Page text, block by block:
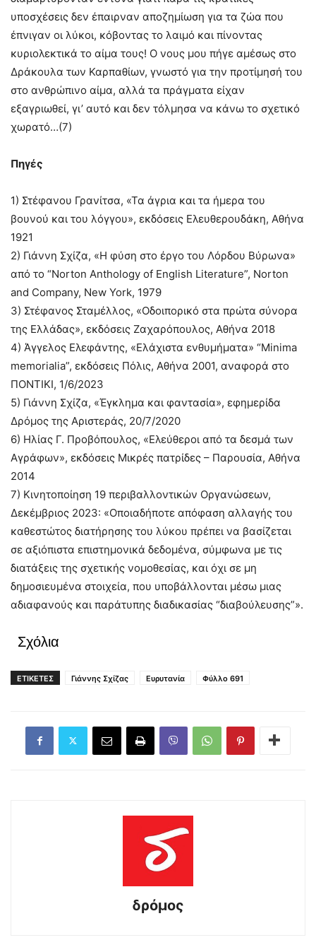
υποσχέσεις δεν έπαιρναν αποζημίωση για τα ζώα που
έπνιγαν οι λύκοι, κόβοντας το λαιμό και πίνοντας
κυριολεκτικά το αίμα τους! Ο νους μου πήγε αμέσως στο
Δράκουλα των Καρπαθίων, γνωστό για την προτίμησή του
στο ανθρώπινο αίμα, αλλά τα πράγματα είχαν
εξαγριωθεί, γι’ αυτό και δεν τόλμησα να κάνω το σχετικό
χωρατό…(7)
Πηγές
1) Στέφανου Γρανίτσα, «Τα άγρια και τα ήμερα του
βουνού και του λόγγου», εκδόσεις Ελευθερουδάκη, Αθήνα
1921
2) Γιάννη Σχίζα, «Η φύση στο έργο του Λόρδου Βύρωνα»
από το “Norton Anthology of English Literature”, Norton
and Company, New York, 1979
3) Στέφανος Σταμέλλος, «Οδοιπορικό στα πρώτα σύνορα
της Ελλάδας», εκδόσεις Ζαχαρόπουλος, Αθήνα 2018
4) Άγγελος Ελεφάντης, «Ελάχιστα ενθυμήματα» “Minima
memorialia”, εκδόσεις Πόλις, Αθήνα 2001, αναφορά στο
ΠΟΝΤΙΚΙ, 1/6/2023
5) Γιάννη Σχίζα, «Έγκλημα και φαντασία», εφημερίδα
Δρόμος της Αριστεράς, 20/7/2020
6) Ηλίας Γ. Προβόπουλος, «Ελεύθεροι από τα δεσμά των
Αγράφων», εκδόσεις Μικρές πατρίδες – Παρουσία, Αθήνα
2014
7) Κινητοποίηση 19 περιβαλλοντικών Οργανώσεων,
Δεκέμβριος 2023: «Οποιαδήποτε απόφαση αλλαγής του
καθεστώτος διατήρησης του λύκου πρέπει να βασίζεται
σε αξιόπιστα επιστημονικά δεδομένα, σύμφωνα με τις
διατάξεις της σχετικής νομοθεσίας, και όχι σε μη
δημοσιευμένα στοιχεία, που υποβάλλονται μέσω μιας
αδιαφανούς και παράτυπης διαδικασίας “διαβούλευσης”».
Σχόλια
ΕΤΙΚΕΤΕΣ Γιάννης Σχίζας Ευρυτανία Φύλλο 691
δρόμος